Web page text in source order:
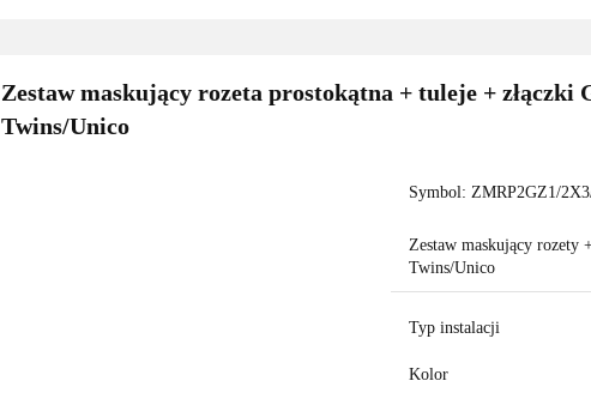
Zestaw maskujący rozeta prostokątna + tuleje + złączki
Twins/Unico
Symbol:ZMRP2GZ1/
Zestaw maskujący rozety
Twins/Unico
Typ instalacji
Kolor